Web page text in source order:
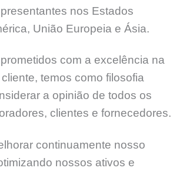
nos Estados
União Europeia e Ásia.
com a excelência na
temos como filosofia
a opinião de todos os
clientes e fornecedores.
continuamente nosso
nossos ativos e